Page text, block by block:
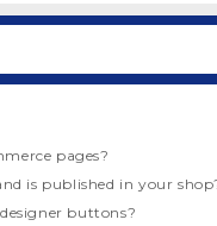
pages?
is published in your
buttons?